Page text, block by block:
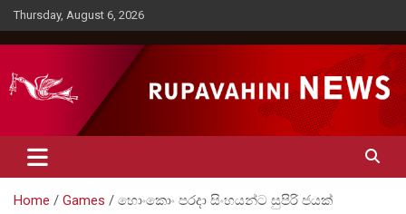
Skip
to
content
Thursday, August 6, 2026
Rupavahini News
Home Games හොංකොං පරදා සිංහයන්ට සුපිරි ජයක්